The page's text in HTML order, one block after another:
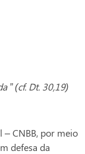
” (cf. Dt. 30,19)
– CNBB, por meio
defesa da